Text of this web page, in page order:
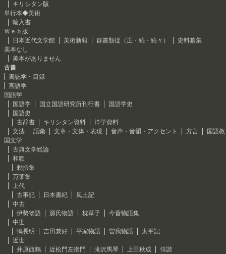
キリシタン版
単行本◆美術
輸入書
Ｗｅｂ版
日本近代文学館
美術新報 群書類従（正・続・続々）
史料纂集
美本なし
美本がありません
古書
書誌学・目録
言語学
国語学
国語学
国立国語研究所刊行書
国語学史
国語史
古辞書
キリシタン資料
洋学資料
文法
語彙 文章・文体・表現 音声・音韻・アクセント 方言
国語
国文学
古典文学総論
和歌
勅撰集
万葉集
上代
古事記
日本書紀
風土記
中古
伊勢物語
源氏物語 枕草子
今昔物語集
中世
鴨長明
吉田兼好 平家物語 曽我物語
太平記
近世
井原西鶴
近松門左衛門 滝沢馬琴 上田秋成
俳諧